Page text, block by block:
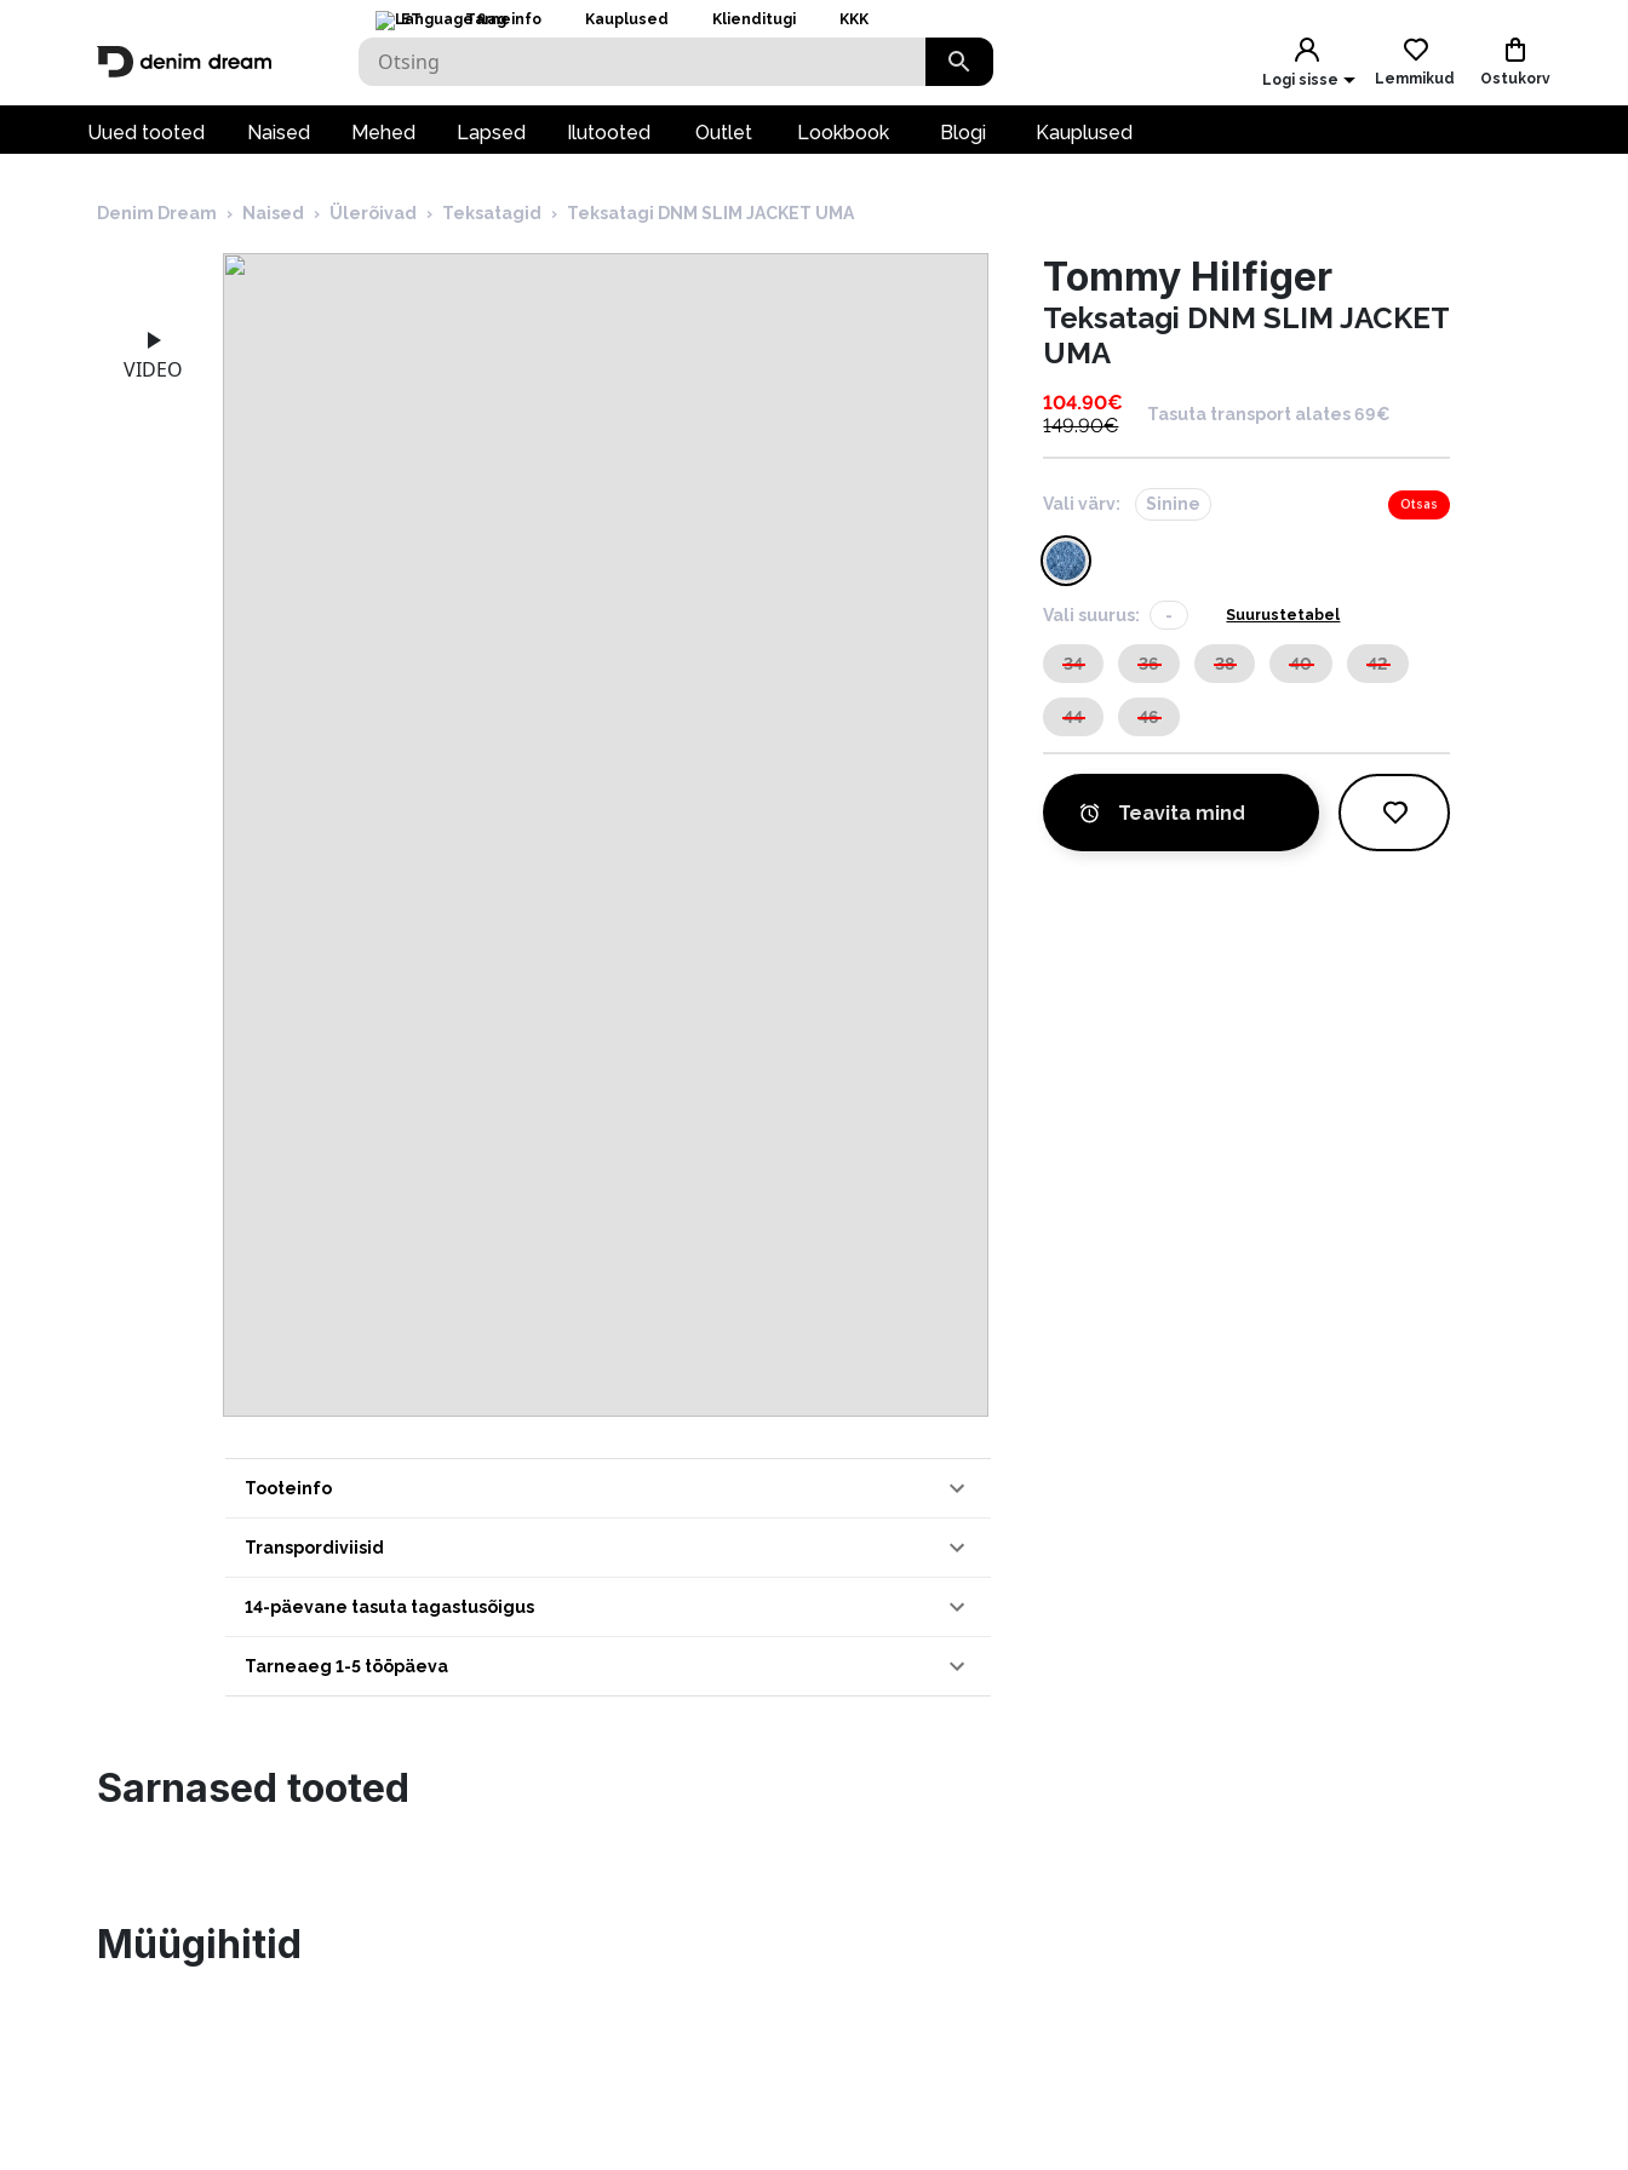
ET Tarneinfo Kauplused Klienditugi KKK
Logi sisse Lemmikud Ostukorv
Uued tooted Naised Mehed Lapsed Ilutooted Outlet Lookbook Blogi Kauplused
Denim Dream › Naised › Ülerõivad › Teksatagid › Teksatagi DNM SLIM JACKET UMA
VIDEO
Tooteinfo
Transpordiviisid
14-päevane tasuta tagastusõigus
Tarneaeg 1-5 tööpäeva
Tommy Hilfiger
Teksatagi DNM SLIM JACKET
UMA
104.90€
149.90€
Tasuta transport alates 69€
Vali värv: Sinine Otsas
Vali suurus: - Suurustetabel
34 36 38 40 42
44 46
Teavita mind
Sarnased tooted
Müügihitid